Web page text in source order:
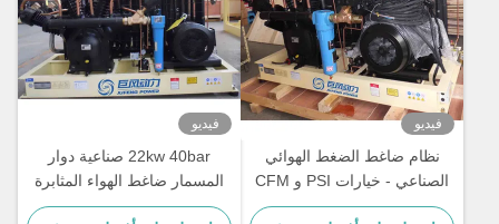
فيديو
نظام ضاغط الضغط الهوائي
الصناعي - خيارات PSI و CFM
المخصصة متاحة
فيديو
22kw 40bar صناعية دوار
المسمار ضاغط الهواء المثابرة
الضغط العالي مكبر الهواء